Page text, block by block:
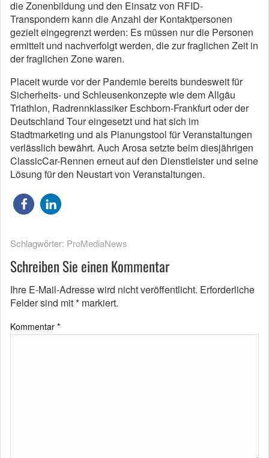
die Zonenbildung und den Einsatz von RFID-
Transpondern kann die Anzahl der Kontaktpersonen
gezielt eingegrenzt werden: Es müssen nur die Personen
ermittelt und nachverfolgt werden, die zur fraglichen Zeit in
der fraglichen Zone waren.
Placeit wurde vor der Pandemie bereits bundesweit für
Sicherheits- und Schleusenkonzepte wie dem Allgäu
Triathlon, Radrennklassiker Eschborn-Frankfurt oder der
Deutschland Tour eingesetzt und hat sich im
Stadtmarketing und als Planungstool für Veranstaltungen
verlässlich bewährt. Auch Arosa setzte beim diesjährigen
ClassicCar-Rennen erneut auf den Dienstleister und seine
Lösung für den Neustart von Veranstaltungen.
Schlagwörter: ProMediaNews
Schreiben Sie einen Kommentar
Ihre E-Mail-Adresse wird nicht veröffentlicht. Erforderliche
Felder sind mit* markiert.
Kommentar *